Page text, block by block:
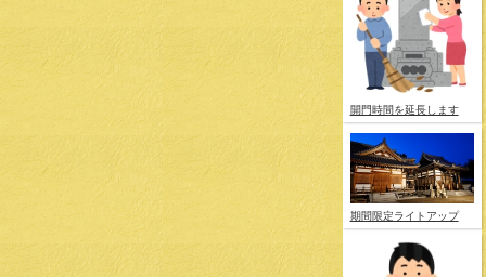
開門時間を延長します
期間限定ライトアップ